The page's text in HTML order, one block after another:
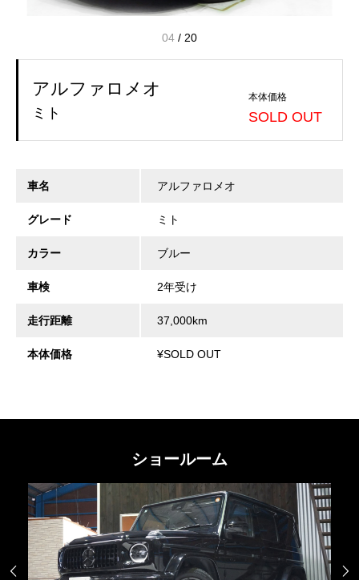
04 / 20
アルファロメオ
ミト
本体価格
SOLD OUT
車名 アルファロメオ
グレード ミト
カラー ブルー
車検 2年受け
走行距離 37,000km
本体価格 ¥SOLD OUT
ショールーム
 